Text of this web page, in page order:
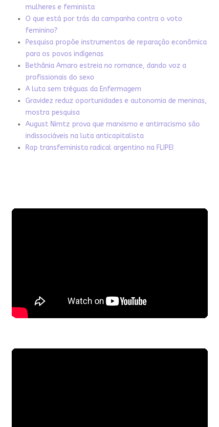
mulheres e feminista
O que está por trás da campanha contra o voto
feminino?
Pesquisa propõe instrumentos de reparação econômica
para os povos indígenas
Bethânia Amaro estreia no romance, dando voz a
profissionais do sexo
A luta sem tréguas da Enfermagem
Gravidez reduz oportunidades e autonomia de meninas,
mostra pesquisa
August Nimtz prova que marxismo e antirracismo são
indissociáveis na luta anticapitalista
Rap transfeminista radical argentino na FLIPEI